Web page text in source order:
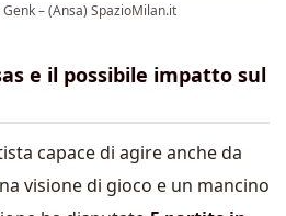
– (Ansa) SpazioMilan.it
e il possibile impatto sul
capace di agire anche da
visione di gioco e un mancino